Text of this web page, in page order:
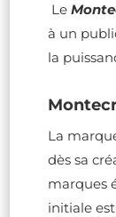
Le
à un
la
La
dès sa
marques
initiale